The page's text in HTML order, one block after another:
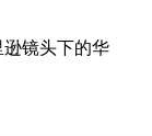
镜头下的华